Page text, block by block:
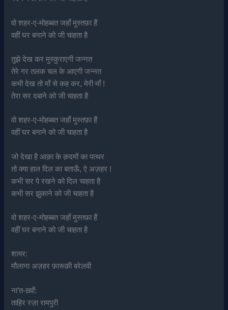
वो शहर-ए-मोहब्बत जहाँ मुस्तफ़ा हैं
वहीं घर बनाने को जी चाहता है
तुझे देख कर मुस्कुराएगी जन्नत
तेरे गर तलक चल के आएगी जन्नत
कभी देख तो माँ से कह कर, मेरी माँ !
तेरा सर दबाने को जी चाहता है
वो शहर-ए-मोहब्बत जहाँ मुस्तफ़ा हैं
वहीं घर बनाने को जी चाहता है
जो देखा है आक़ा के क़दमों का पत्थर
तो क्या हाल दिल का बताऊँ, ऐ अज़हर !
कभी सर पे रखने को दिल चाहता है
कभी सर झुकाने को जी चाहता है
वो शहर-ए-मोहब्बत जहाँ मुस्तफ़ा हैं
वहीं घर बनाने को जी चाहता है
शायर:
मौलाना अज़हर फ़ारूक़ी बरेलवी
ना’त-ख़्वाँ:
ताहिर रज़ा रामपुरी